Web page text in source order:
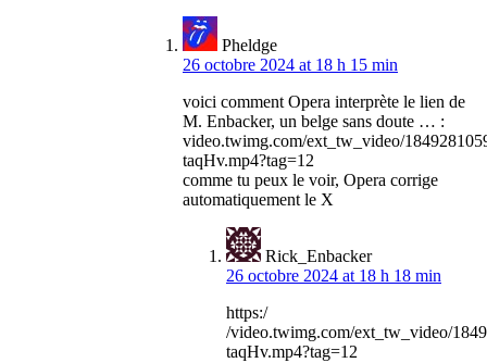
Pheldge
26 octobre 2024 at 18 h 15 min
voici comment Opera interprète le lien de
M. Enbacker, un belge sans doute … :
video.twimg.com/ext_tw_video/
taqHv.mp4?tag=12
comme tu peux le voir, Opera corrige
automatiquement le X
Rick_Enbacker
26 octobre 2024 at 18 h 18 min
https:/
/video.twimg.com/ext_tw_video/
taqHv.mp4?tag=12